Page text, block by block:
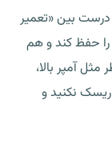
درست بین «تعمیر
حفظ کند و هم
آمپر بالا،
نکنید و